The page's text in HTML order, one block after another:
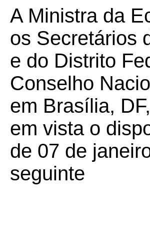
A Ministra da
os Secretários
e do Distrito
Conselho
em Brasília,
em vista o
de 07 de
seguinte